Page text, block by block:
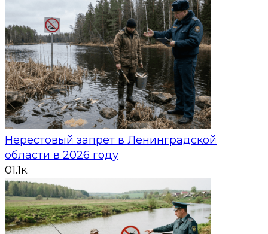
Нерестовый запрет в Ленинградской
области в 2026 году
01.1к.